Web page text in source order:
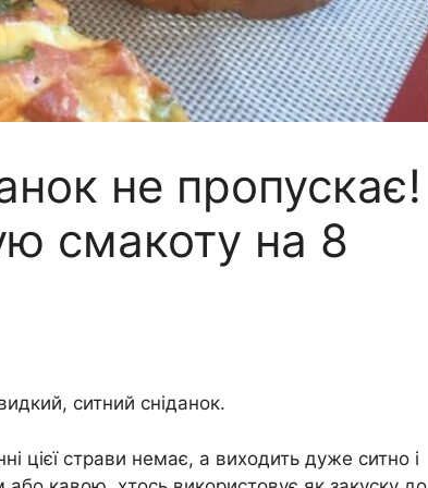
не пропускає!
смакоту на 8
ситний сніданок.
цієї страви немає, а виходить дуже ситно і